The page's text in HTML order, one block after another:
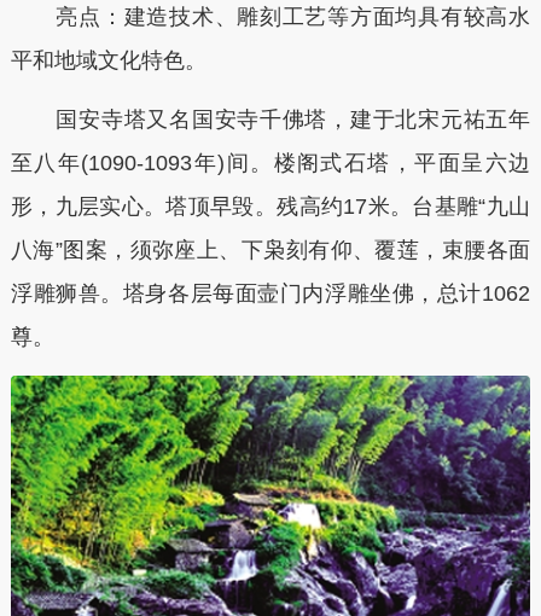
亮点：建造技术、雕刻工艺等方面均具有较高水
平和地域文化特色。
国安寺塔又名国安寺千佛塔，建于北宋元祐五年
至八年(1090-1093年)间。楼阁式石塔，平面呈六边
形，九层实心。塔顶早毁。残高约17米。台基雕“九山
八海”图案，须弥座上、下枭刻有仰、覆莲，束腰各面
浮雕狮兽。塔身各层每面壸门内浮雕坐佛，总计1062
尊。